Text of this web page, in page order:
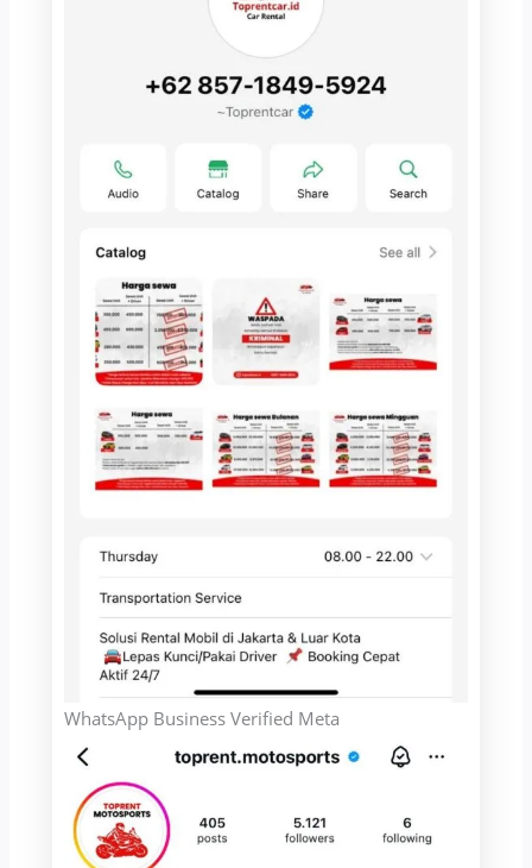
WhatsApp Business Verified Meta